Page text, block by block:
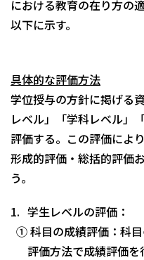
における教育の在り方の
以下に示す。
具体的な評価方法
学位授与の方針に掲げる
レベル」「学科レベル」
評価する。この評価によ
形成的評価・総括的評価
う。
学生レベルの評価：
① 科目の成績評価：科
評価方法で成績評価